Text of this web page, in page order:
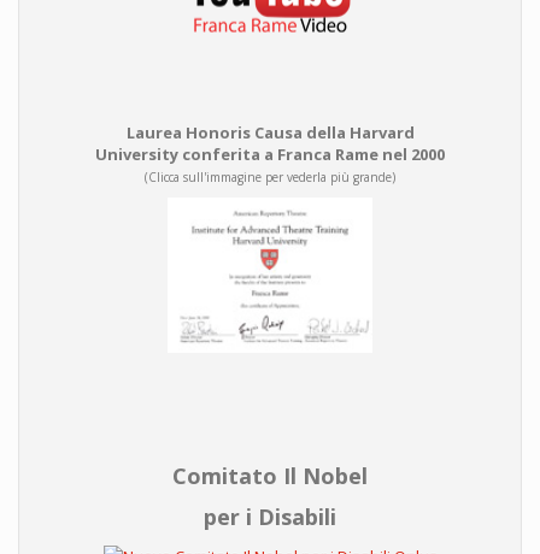
Laurea Honoris Causa della Harvard
University conferita a Franca Rame nel 2000
(Clicca sull'immagine per vederla più grande)
Comitato Il Nobel
per i Disabili